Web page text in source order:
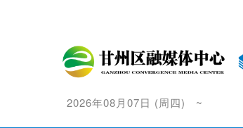
2026年08月07日 (周四) ~